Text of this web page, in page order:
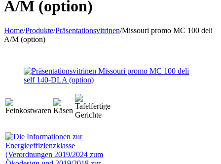
A/M (option)
Home/Produkte/Präsentationsvitrinen/Missouri promo MC 100 deli
A/M (option)